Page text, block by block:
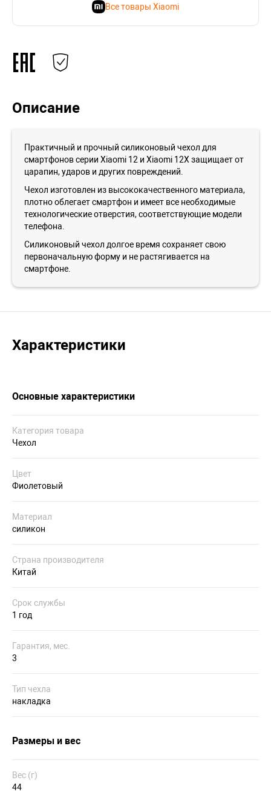
Все товары Xiaomi
Описание
Практичный и прочный силиконовый чехол для
смартфонов серии Xiaomi 12 и Xiaomi 12X защищает от
царапин, ударов и других повреждений.
Чехол изготовлен из высококачественного материала,
плотно облегает смартфон и имеет все необходимые
технологические отверстия, соответствующие модели
телефона.
Силиконовый чехол долгое время сохраняет свою
первоначальную форму и не растягивается на
смартфоне.
Характеристики
Основные характеристики
Категория товара
Чехол
Цвет
Фиолетовый
Материал
силикон
Страна производителя
Китай
Срок службы
1 год
Гарантия, мес.
3
Тип чехла
накладка
Размеры и вес
Вес (г)
44